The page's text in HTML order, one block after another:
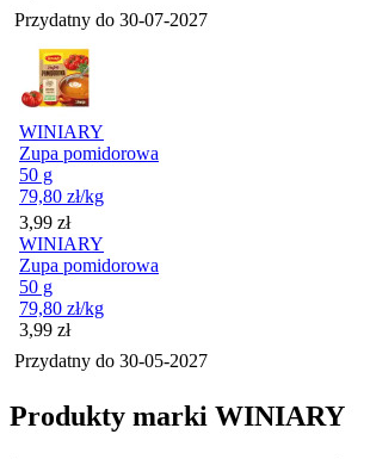
Przydatny do 30-07-2027
WINIARY
Zupa pomidorowa
50 g
79,80 zł/kg
Cena
3,99 zł
WINIARY
Zupa pomidorowa
50 g
79,80 zł/kg
Cena
3,99 zł
Przydatny do 30-05-2027
Produkty marki WINIARY